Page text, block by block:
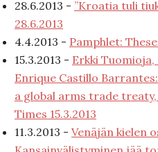
28.6.2013 - ”Kroatia tuli
28.6.2013
4.4.2013 - Pamphlet:
15.3.2013 - Erkki
Enrique Castillo
a global arms trade
Times 15.3.2013
11.3.2013 - Venäjän kielen